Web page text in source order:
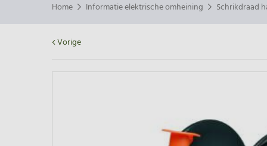
Home Informatie elektrische omheining Schrikdraad
Vorige